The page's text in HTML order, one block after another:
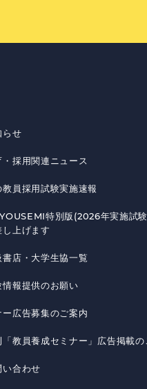
らせ
・採用関連ニュース
教員採用試験実施速報
特別版(2026年実施試
し上げます
書店・大学生協一覧
情報提供のお願い
ー広告募集のご案内
「教員養成セミナー」広告掲載の
い合わせ